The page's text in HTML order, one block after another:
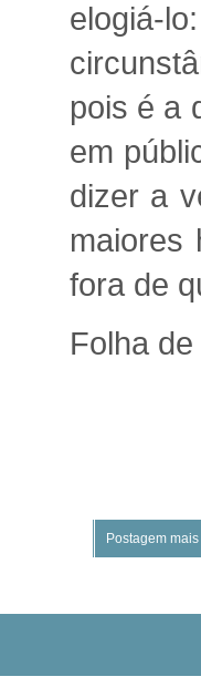
elogiá-
pois é a
em
dizer a
maiores
fora de
Folha
Postagem